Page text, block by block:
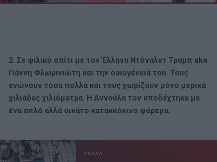
2. Σε φιλικό σπίτι με τον Έλληνα Ντόναλντ Τραμπ aka
Γιάννη Φλωρινιώτη και την οικογένειά του. Τους
ενώνουν τόσα πολλά και τους χωρίζουν μόνο μερικά
χιλιάδες χιλιόμετρα. Η Αννούλα τον υποδέχτηκε με
ένα απλό αλλά σικάτο κατακκόκινο φόρεμα.
ΜΠΑΛΑ